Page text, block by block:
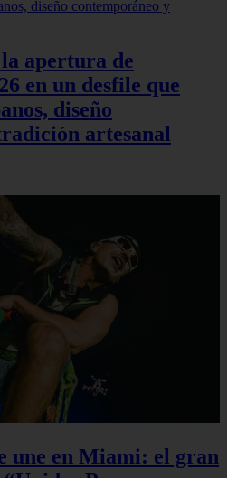
apertura de
en un desfile que
diseño
artesanal
une en Miami: el gran